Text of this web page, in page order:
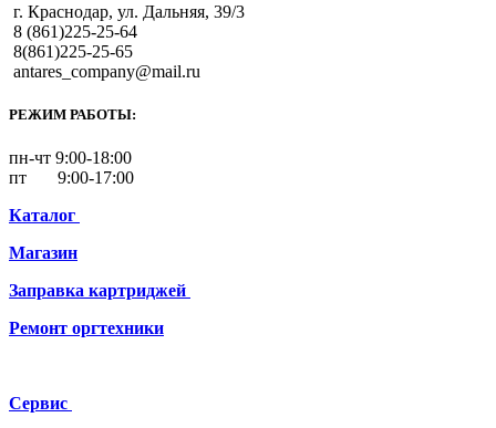
г. Краснодар, ул. Дальняя, 39/3
8 (861)225-25-64
8(861)225-25-65
antares_company@mail.ru
РЕЖИМ РАБОТЫ:
пн-чт 9:00-18:00
пт 9:00-17:00
Каталог
Магазин
Заправка картриджей
Ремонт оргтехники
Сервис